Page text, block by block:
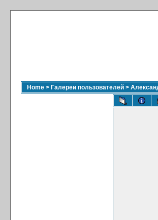
Home > Галереи пользователей >